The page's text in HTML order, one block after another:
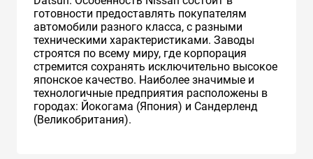
готовности предоставлять покупателям
автомобили разного класса, с разными
техническими характеристиками. Заводы
строятся по всему миру, где корпорация
стремится сохранять исключительно высокое
японское качество. Наиболее значимые и
технологичные предприятия расположены в
городах: Йокогама (Япония) и Сандерленд
(Великобритания).